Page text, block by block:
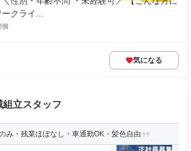
クライ...
個
気になる
立スタッフ
み・残業ほぼなし・車通勤OK・髪色自由